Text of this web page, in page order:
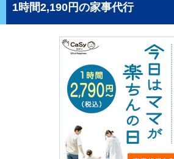
1時間2,190円の家事代行